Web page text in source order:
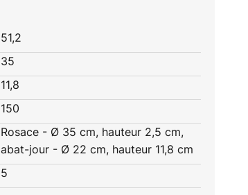
51,2
35
11,8
150
Rosace - Ø 35 cm, hauteur 2,5 cm,
abat-jour - Ø 22 cm, hauteur 11,8 cm
5